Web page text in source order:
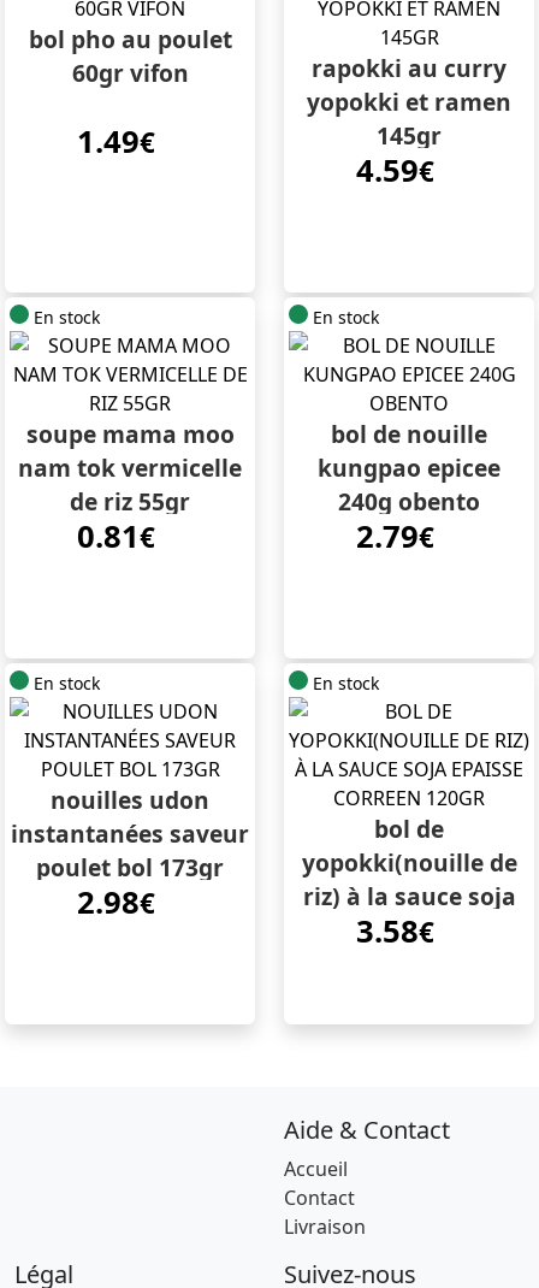
bol pho au poulet
60gr vifon
1.49€
rapokki au curry
yopokki et ramen
145gr
4.59€
En stock
soupe mama moo
nam tok vermicelle
de riz 55gr
0.81€
En stock
bol de nouille
kungpao epicee
240g obento
2.79€
En stock
nouilles udon
instantanées saveur
poulet bol 173gr
2.98€
En stock
bol de
yopokki(nouille de
riz) à la sauce soja
epaisse correen
3.58€
Aide & Contact
Accueil
Contact
Livraison
Légal Suivez-nous